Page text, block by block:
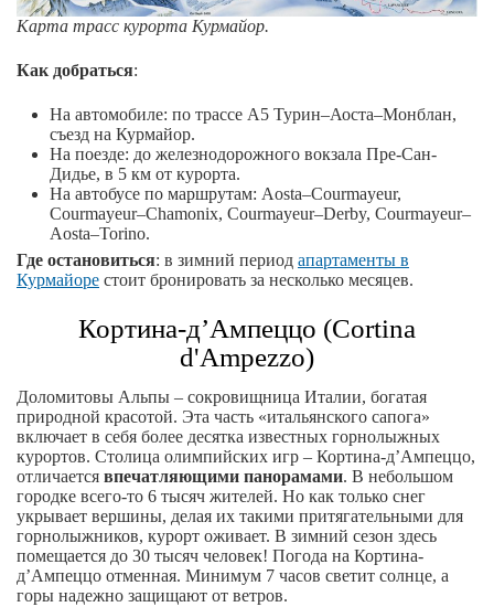
Карта трасс курорта Курмайор.
Как добраться:
На автомобиле: по трассе A5 Турин–Аоста–Монблан,
съезд на Курмайор.
На поезде: до железнодорожного вокзала Пре-Сан-
Дидье, в 5 км от курорта.
На автобусе по маршрутам: Aosta–Courmayeur,
Courmayeur–Chamonix, Courmayeur–Derby, Courmayeur–
Aosta–Torino.
Где остановиться: в зимний период апартаменты в
Курмайоре стоит бронировать за несколько месяцев.
Кортина-д’Ампеццо (Cortina
d'Ampezzo)
Доломитовы Альпы – сокровищница Италии, богатая
природной красотой. Эта часть «итальянского сапога»
включает в себя более десятка известных горнолыжных
курортов. Столица олимпийских игр – Кортина-д’Ампеццо,
отличается впечатляющими панорамами. В небольшом
городке всего-то 6 тысяч жителей. Но как только снег
укрывает вершины, делая их такими притягательными для
горнолыжников, курорт оживает. В зимний сезон здесь
помещается до 30 тысяч человек! Погода на Кортина-
д’Ампеццо отменная. Минимум 7 часов светит солнце, а
горы надежно защищают от ветров.